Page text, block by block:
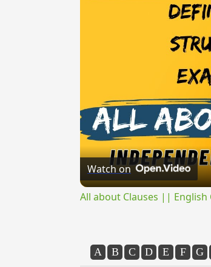
Watch on
All about Clauses ||
A B C D E F G